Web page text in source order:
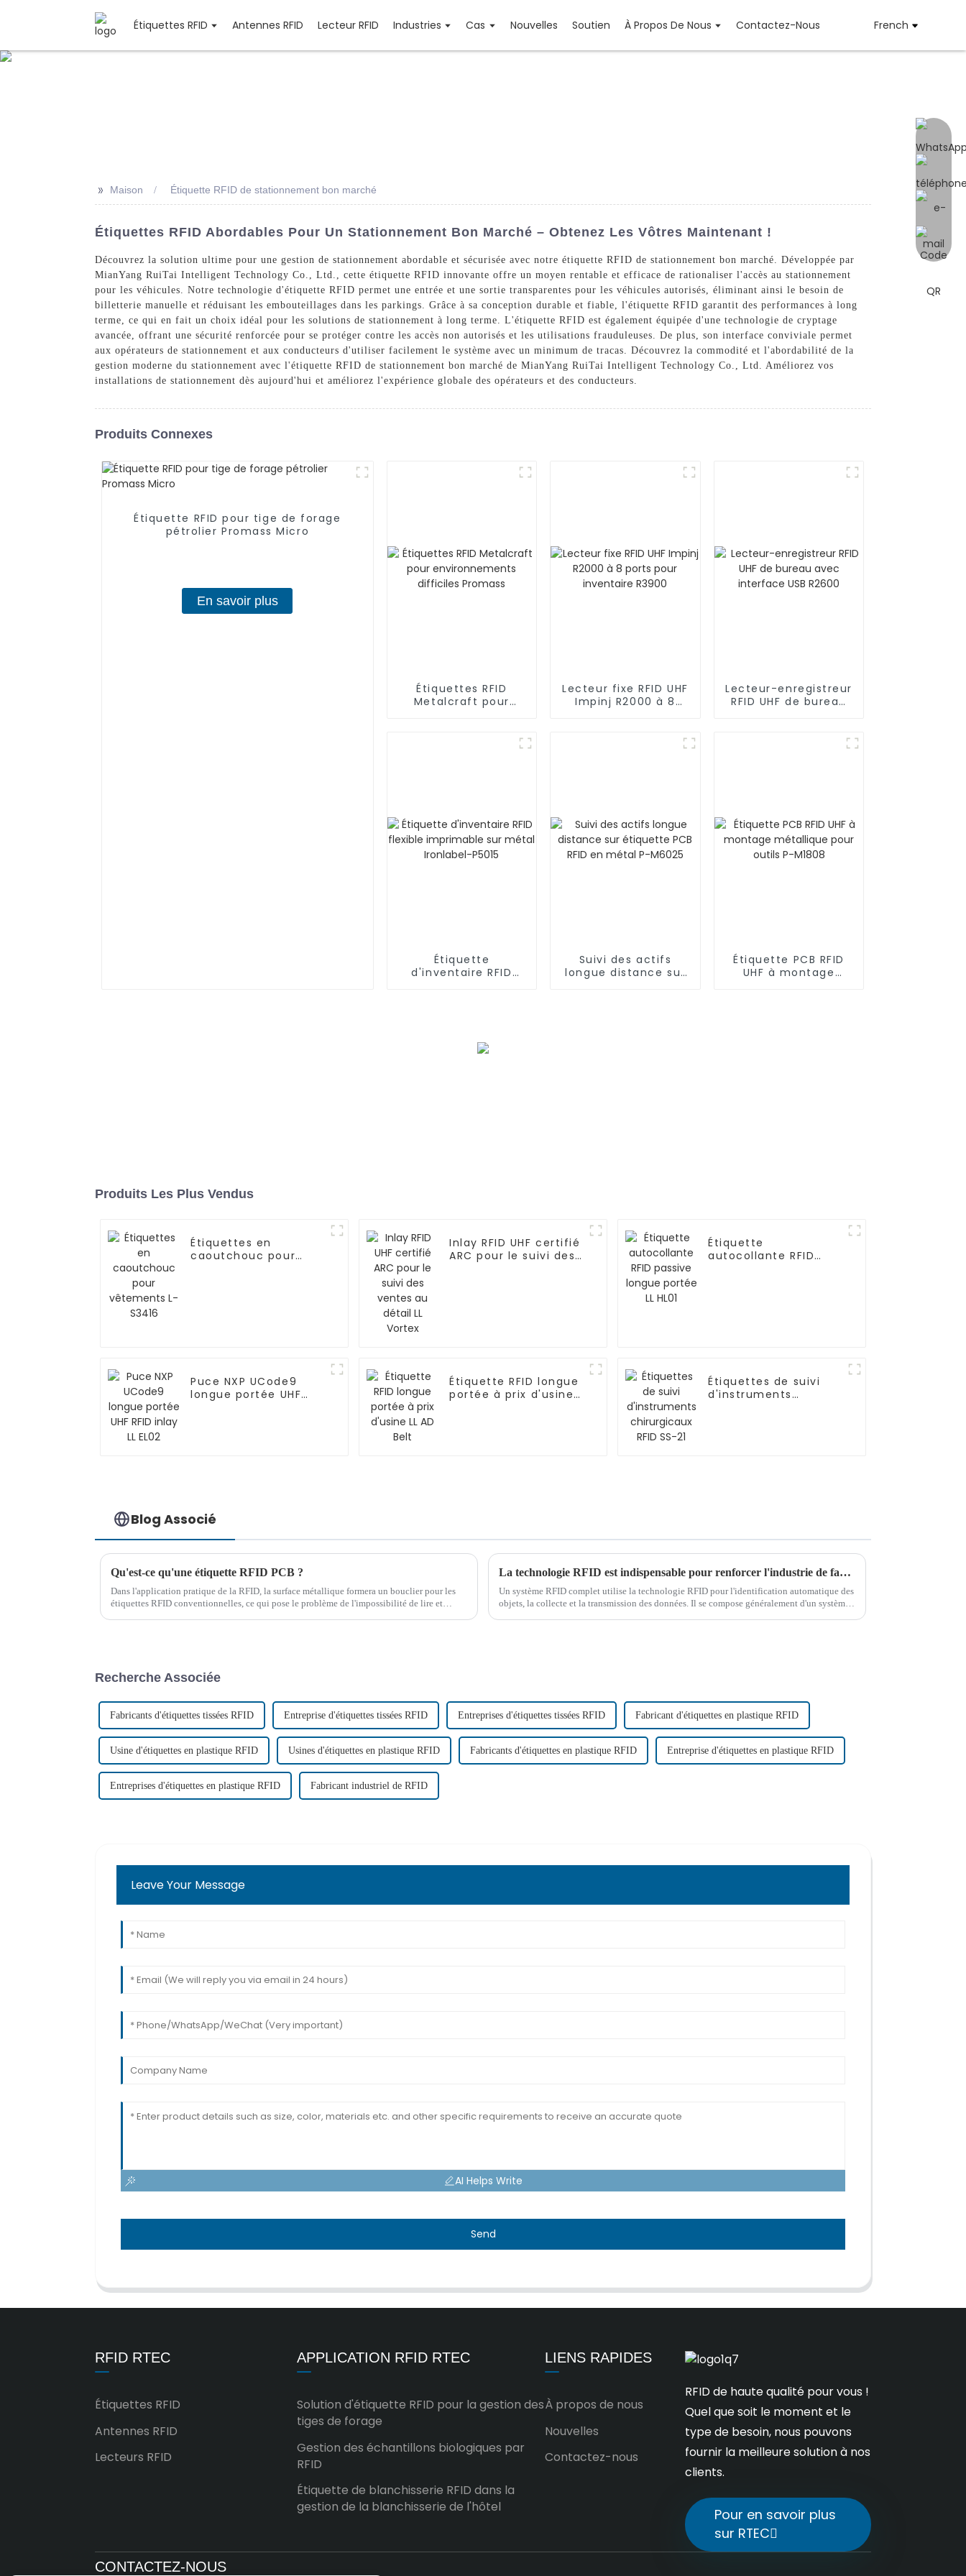
Étiquettes RFID Antennes RFID Lecteur RFID Industries Cas Nouvelles Soutien À Propos De Nous Contactez-Nous French
>> Maison Étiquette RFID de stationnement bon marché
Étiquettes RFID Abordables Pour Un Stationnement Bon Marché – Obtenez Les Vôtres Maintenant !
Découvrez la solution ultime pour une gestion de stationnement abordable et sécurisée avec notre étiquette RFID de stationnement bon marché. Développée par
MianYang RuiTai Intelligent Technology Co., Ltd., cette étiquette RFID innovante offre un moyen rentable et efficace de rationaliser l'accès au stationnement
pour les véhicules. Notre technologie d'étiquette RFID permet une entrée et une sortie transparentes pour les véhicules autorisés, éliminant ainsi le besoin de
billetterie manuelle et réduisant les embouteillages dans les parkings. Grâce à sa conception durable et fiable, l'étiquette RFID garantit des performances à long
terme, ce qui en fait un choix idéal pour les solutions de stationnement à long terme. L'étiquette RFID est également équipée d'une technologie de cryptage
avancée, offrant une sécurité renforcée pour se protéger contre les accès non autorisés et les utilisations frauduleuses. De plus, son interface conviviale permet
aux opérateurs de stationnement et aux conducteurs d'utiliser facilement le système avec un minimum de tracas. Découvrez la commodité et l'abordabilité de la
gestion moderne du stationnement avec l'étiquette RFID de stationnement bon marché de MianYang RuiTai Intelligent Technology Co., Ltd. Améliorez vos
installations de stationnement dès aujourd'hui et améliorez l'expérience globale des opérateurs et des conducteurs.
Produits Connexes
Étiquette RFID pour tige de forage
pétrolier Promass Micro
En savoir plus
Étiquettes RFID
Metalcraft pour
Lecteur fixe RFID UHF
Impinj R2000 à 8
Lecteur-enregistreur
RFID UHF de bureau
Étiquette
d'inventaire RFID
Suivi des actifs
longue distance sur
Étiquette PCB RFID
UHF à montage
Produits Les Plus Vendus
Étiquettes en
caoutchouc pour
Inlay RFID UHF certifié
ARC pour le suivi des
Étiquette
autocollante RFID
Puce NXP UCode9
longue portée UHF
Étiquette RFID longue
portée à prix d'usine
Étiquettes de suivi
d'instruments
Blog Associé
Qu'est-ce qu'une étiquette RFID PCB ?
Dans l'application pratique de la RFID, la surface métallique formera un bouclier pour les
étiquettes RFID conventionnelles, ce qui pose le problème de l'impossibilité de lire et
La technologie RFID est indispensable pour renforcer l'industrie de fabrication intelligente
Un système RFID complet utilise la technologie RFID pour l'identification automatique des
objets, la collecte et la transmission des données. Il se compose généralement d'un système
Recherche Associée
Fabricants d'étiquettes tissées RFID Entreprise d'étiquettes tissées RFID Entreprises d'étiquettes tissées RFID Fabricant d'étiquettes en plastique RFID
Usine d'étiquettes en plastique RFID Usines d'étiquettes en plastique RFID Fabricants d'étiquettes en plastique RFID Entreprise d'étiquettes en plastique RFID
Entreprises d'étiquettes en plastique RFID Fabricant industriel de RFID
Leave Your Message
AI Helps Write
Send
RFID RTEC
Étiquettes RFID
Antennes RFID
Lecteurs RFID
APPLICATION RFID RTEC
Solution d'étiquette RFID pour la gestion des
tiges de forage
Gestion des échantillons biologiques par
RFID
Étiquette de blanchisserie RFID dans la
gestion de la blanchisserie de l'hôtel
LIENS RAPIDES
À propos de nous
Nouvelles
Contactez-nous
RFID de haute qualité pour vous !
Quel que soit le moment et le
type de besoin, nous pouvons
fournir la meilleure solution à nos
clients.
Pour en savoir plus
sur RTEC
CONTACTEZ-NOUS